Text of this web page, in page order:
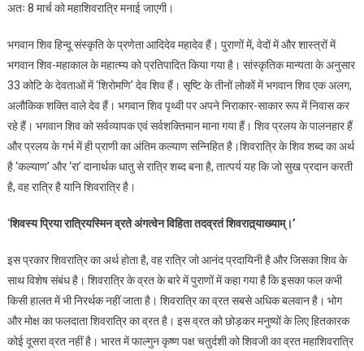
अतः 8 मार्च को महाशिवरात्रि मनाई जाएगी।
भगवान शिव हिन्दू संस्कृति के प्रणेता आदिदेव महादेव हैं। पुराणों में, वेदों में और शास्त्रों में
भगवान शिव-महाकाल के महात्म्य को प्रतिपादित किया गया है। सांस्कृतिक मान्यता के अनुसार
33 कोटि के देवताओं में ‘शिरोमणि’ देव शिव हैं। सृष्टि के तीनों लोकों में भगवान शिव एक अलग,
अलौकिक शक्ति वाले देव हैं। भगवान शिव पृथ्वी पर अपने निराकार-साकार रूप में निवास कर
रहे हैं। भगवान शिव को सर्वव्यापक एवं सर्वशक्तिमान माना गया हैं। शिव प्रलय के पालनहार हैं
और प्रलय के गर्भ में ही प्राणी का अंतिम कल्याण सन्निहित है।शिवरात्रि के शिव शब्द का अर्थ
है ‘कल्याण’ और ‘रा’ दानार्थक धातु से रात्रि शब्द बना है, तात्पर्य यह कि जो सुख प्रदान करती
है, वह रात्रि है यानि शिवरात्रि है।
‘शिवस्य प्रिया रात्रियस्मिन व्रते अंगत्वेन विहिता तदव्रतं शिवरात्र्‌याख्याम्‌।’
इस प्रकार शिवरात्रि का अर्थ होता है, वह रात्रि जो आनंद प्रदायिनी है और जिसका शिव के
साथ विशेष संबंध है। शिवरात्रि के व्रत के बारे में पुराणों में कहा गया है कि इसका फल कभी
किसी हालत में भी निरर्थक नहीं जाता है। शिवरात्रि का व्रत सबसे अधिक बलवान है। भोग
और मोक्ष का फलदाता शिवरात्रि का व्रत है। इस व्रत को छोड़कर मनुष्यों के लिए हितकारक
कोई दूसरा व्रत नहीं है। भारत में फाल्गुन कृष्ण पक्ष चतुर्दशी को शिवजी का व्रत महाशिवरात्रि